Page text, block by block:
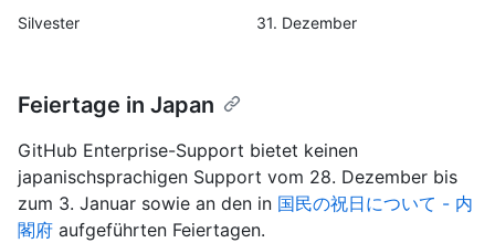
Silvester 31. Dezember
Feiertage in Japan
GitHub Enterprise-Support bietet keinen
japanischsprachigen Support vom 28. Dezember bis
zum 3. Januar sowie an den in 国民の祝日について - 内
閣府 aufgeführten Feiertagen.